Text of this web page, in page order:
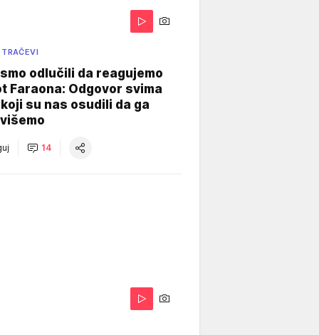
odlučili da reagujemo
Faraona: Odgovor svima
su nas osudili da ga
14